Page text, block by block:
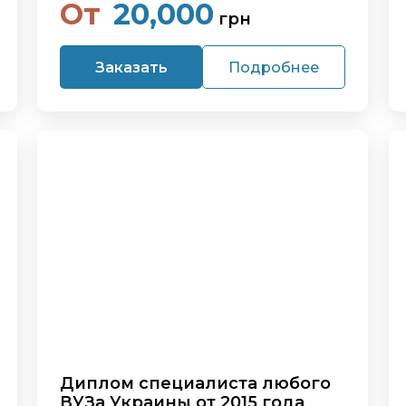
От 20,000 грн
Заказать Подробнее
Диплом специалиста любого